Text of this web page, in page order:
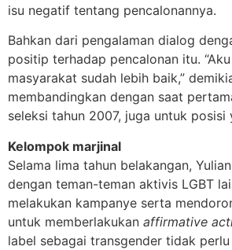
isu negatif tentang pencalonannya.
Bahkan dari pengalaman dialog
positip terhadap pencalonan itu.
masyarakat sudah lebih baik,”
membandingkan dengan saat
seleksi tahun 2007, juga untuk posisi
Kelompok marjinal
Selama lima tahun belakangan,
dengan teman-teman aktivis LGBT
melakukan kampanye serta
untuk memberlakukan affirmative
label sebagai transgender tidak